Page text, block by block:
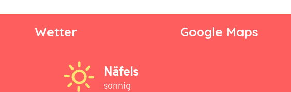
Wetter
Näfels
sonnig
Google Maps